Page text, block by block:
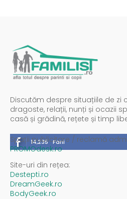
Discutăm despre situațiile de zi
dragoste, relații, nunți și ocazii
casă și grădină, rețete și timp
14,235 Fani
Spații publicitare / reclamă
PROMOdesk.ro
Site-uri din rețea:
Destepti.ro
DreamGeek.ro
BodyGeek.ro